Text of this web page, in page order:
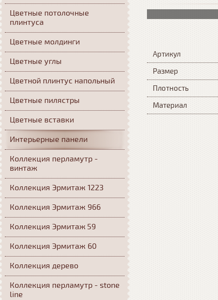
Артикул
Размер
Плотность
Материал
Цветные потолочные
плинтуса
Цветные молдинги
Цветные углы
Цветной плинтус напольный
Цветные пилястры
Цветные вставки
Интерьерные панели
Коллекция перламутр -
винтаж
Коллекция Эрмитаж 1223
Коллекция Эрмитаж 966
Коллекция Эрмитаж 59
Коллекция Эрмитаж 60
Коллекция дерево
Коллекция перламутр - stone
line